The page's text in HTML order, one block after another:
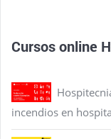
Cursos online
incendios en